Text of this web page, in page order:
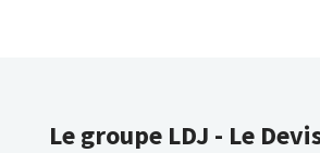
Le groupe LDJ - Le